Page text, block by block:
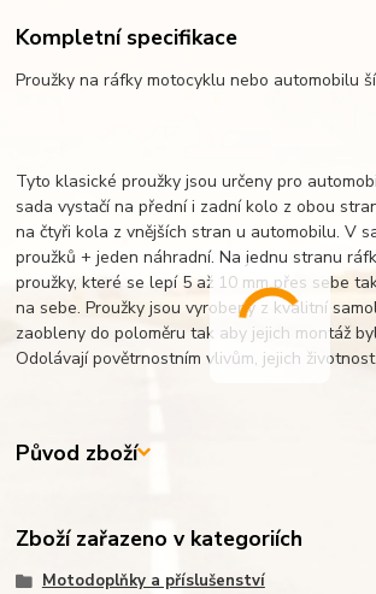
Kompletní specifikace
Proužky na ráfky motocyklu nebo automobilu
Tyto klasické proužky jsou určeny pro
sada vystačí na přední i zadní kolo z obou
na čtyři kola z vnějších stran u automobilu. V
proužků + jeden náhradní. Na jednu stranu
proužky, které se lepí 5 až 10 mm přes sebe
na sebe. Proužky jsou vyrobeny z kvalitní
zaobleny do poloměru tak aby jejich montáž
Odolávají povětrnostním vlivům, jejich
Původ zboží
Zboží zařazeno v kategoriích
Motodoplňky a příslušenství